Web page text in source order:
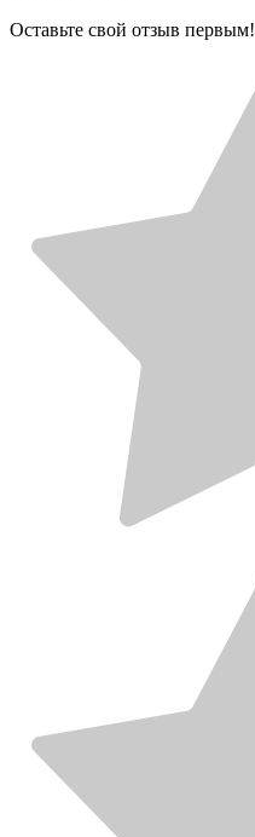
Оставьте свой отзыв первым!